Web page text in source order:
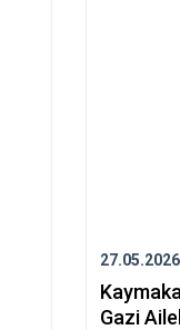
27.05.2026
Gazi